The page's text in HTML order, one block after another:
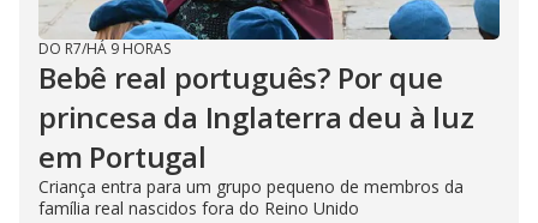
DO R7/HÁ 9 HORAS
Bebê real português? Por que
princesa da Inglaterra deu à luz
em Portugal
Criança entra para um grupo pequeno de membros da
família real nascidos fora do Reino Unido